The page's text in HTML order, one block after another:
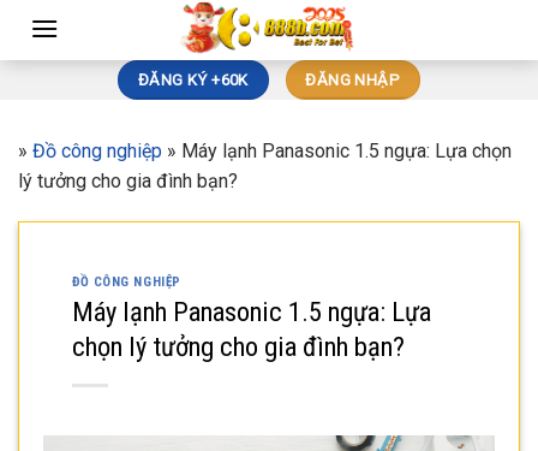
ĐĂNG KÝ +60K ĐĂNG NHẬP
» Đồ công nghiệp » Máy lạnh Panasonic 1.5 ngựa: Lựa chọn
lý tưởng cho gia đình bạn?
ĐỒ CÔNG NGHIỆP
Máy lạnh Panasonic 1.5 ngựa: Lựa
chọn lý tưởng cho gia đình bạn?